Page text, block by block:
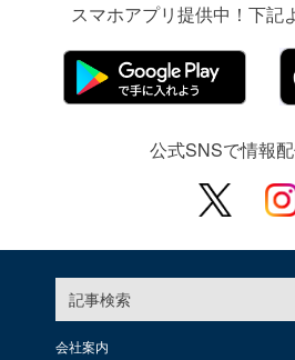
スマホアプリ提供中！下記
公式SNSで情報配
記事検索
会社案内